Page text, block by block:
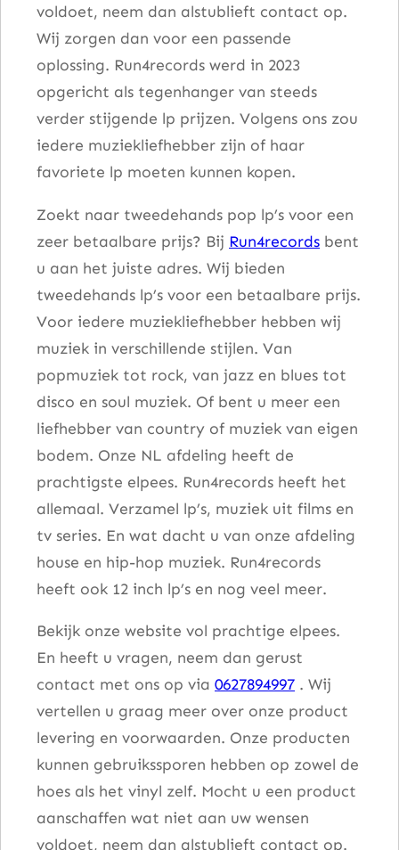
voldoet, neem dan alstublieft contact op.
Wij zorgen dan voor een passende
oplossing. Run4records werd in 2023
opgericht als tegenhanger van steeds
verder stijgende lp prijzen. Volgens ons zou
iedere muziekliefhebber zijn of haar
favoriete lp moeten kunnen kopen.
Zoekt naar tweedehands pop lp’s voor een
zeer betaalbare prijs? Bij Run4records bent
u aan het juiste adres. Wij bieden
tweedehands lp’s voor een betaalbare prijs.
Voor iedere muziekliefhebber hebben wij
muziek in verschillende stijlen. Van
popmuziek tot rock, van jazz en blues tot
disco en soul muziek. Of bent u meer een
liefhebber van country of muziek van eigen
bodem. Onze NL afdeling heeft de
prachtigste elpees. Run4records heeft het
allemaal. Verzamel lp’s, muziek uit films en
tv series. En wat dacht u van onze afdeling
house en hip-hop muziek. Run4records
heeft ook 12 inch lp’s en nog veel meer.
Bekijk onze website vol prachtige elpees.
En heeft u vragen, neem dan gerust
contact met ons op via 0627894997 . Wij
vertellen u graag meer over onze product
levering en voorwaarden. Onze producten
kunnen gebruikssporen hebben op zowel de
hoes als het vinyl zelf. Mocht u een product
aanschaffen wat niet aan uw wensen
voldoet, neem dan alstublieft contact op.